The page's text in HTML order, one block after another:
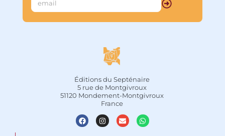
Éditions du Septénaire
5 rue de Montgivroux
51120 Mondement-Montgivroux
France